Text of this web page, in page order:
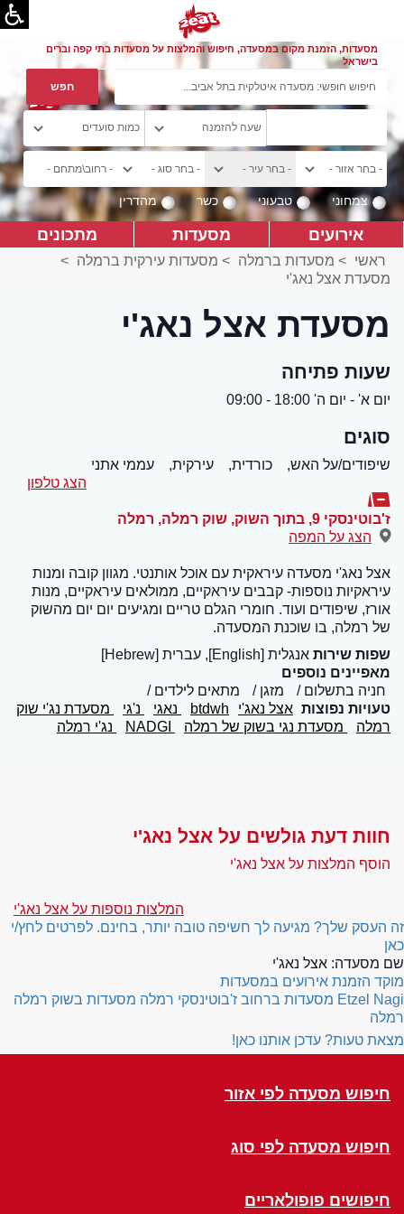
מסעדות, הזמנת מקום במסעדה, חיפוש והמלצות על מסעדות בתי קפה וברים
בישראל
צמחוני טבעוני כשר מהדרין
אירועים מסעדות מתכונים
ראשי > מסעדות ברמלה > מסעדות עירקית ברמלה >
מסעדת אצל נאג'י
מסעדת אצל נאג'י
שעות פתיחה
יום א' - יום ה' 18:00 - 09:00
סוגים
שיפודים/על האש, כורדית, עירקית,
עממי אתני
הצג טלפון
ז'בוטינסקי 9, בתוך השוק, שוק רמלה , רמלה
הצג על המפה
אצל נאג'י מסעדה עיראקית עם אוכל אותנטי. מגוון קובה ומנות
עיראקיות נוספות- קבבים עיראקיים, ממולאים עיראקיים, מנות
אורז, שיפודים ועוד. חומרי הגלם טריים ומגיעים יום יום מהשוק
של רמלה, בו שוכנת המסעדה.
שפות שירות אנגלית [English], עברית [Hebrew]
מאפיינים נוספים
חניה בתשלום
מזגן
מתאים לילדים
טעויות נפוצות אצל נאג'י btdwh נאגי נ'גי
מסעדת נג'י שוק
רמלה
מסעדת נגי בשוק של רמלה נג'י רמלה
חוות דעת גולשים על אצל נאג'י
הוסף המלצות על אצל נאג'י
המלצות נוספות על אצל נאג'י
זה העסק שלך? מגיעה לך חשיפה טובה יותר, בחינם. לפרטים לחץ/י
כאן
שם מסעדה: אצל נאג'י
מוקד הזמנת אירועים במסעדות
Etzel Nagi מסעדות ברחוב ז'בוטינסקי רמלה מסעדות בשוק רמלה
רמלה
מצאת טעות? עדכן אותנו כאן!
חיפוש מסעדה לפי אזור
חיפוש מסעדה לפי סוג
חיפושים פופולאריים